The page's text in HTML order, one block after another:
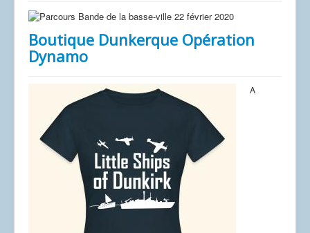
Boutique Dunkerque Opération
Dynamo
A